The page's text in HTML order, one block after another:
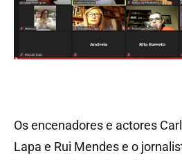
Os encenadores e actores
Lapa e Rui Mendes e o